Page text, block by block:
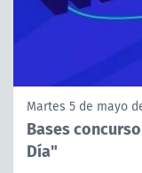
Martes 5 de mayo
Bases
Día"